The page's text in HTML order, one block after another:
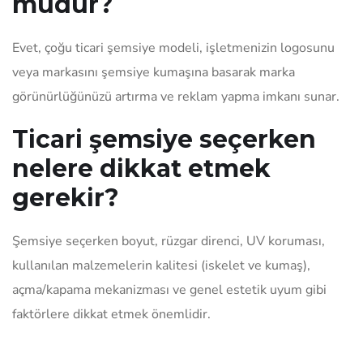
Evet, çoğu ticari şemsiye modeli, işletmenizin logosunu
veya markasını şemsiye kumaşına basarak marka
görünürlüğünüzü artırma ve reklam yapma imkanı sunar.
Ticari şemsiye seçerken
nelere dikkat etmek
gerekir?
Şemsiye seçerken boyut, rüzgar direnci, UV koruması,
kullanılan malzemelerin kalitesi (iskelet ve kumaş),
açma/kapama mekanizması ve genel estetik uyum gibi
faktörlere dikkat etmek önemlidir.